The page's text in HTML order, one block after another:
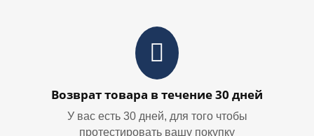
Возврат товара в течение 30 дней
У вас есть 30 дней, для того чтобы
протестировать вашу покупку